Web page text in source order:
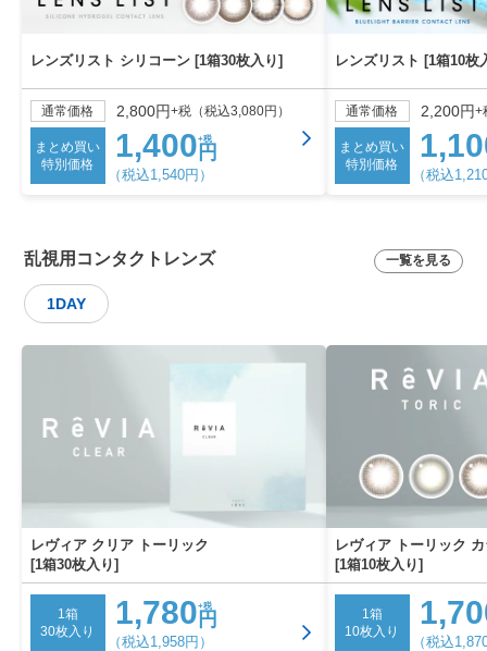
レンズリスト シリコーン [1箱30枚入り]
通常価格 2,800円+税（税込3,080円）
まとめ買い
特別価格
1,400円
+税
（税込1,540円）
レンズリスト [1箱10枚
通常価格 2,200円+
まとめ買い
特別価格
（税込
乱視用コンタクトレンズ 一覧を見る
1DAY
レヴィア クリア トーリック
[1箱30枚入り]
1箱
30枚入り
1,780円
+税
（税込1,958円）
レヴィア トーリック
[1箱10枚入り]
1箱
10枚入り
（税込